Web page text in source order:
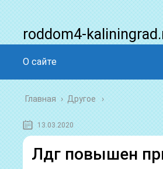
roddom4-
О сайте
Главная › Другое
13.03.2020
Лдг повышен